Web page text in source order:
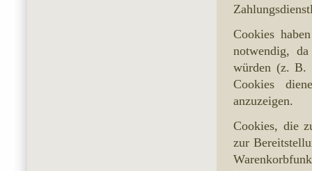
Cookies
notwendig,
würden (z. B.
Cookies
anzuzeigen.
Cookies, die
zur